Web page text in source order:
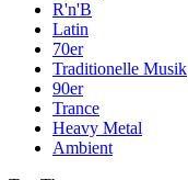
R'n'B
Latin
70er
Traditionelle Musik
90er
Trance
Heavy Metal
Ambient